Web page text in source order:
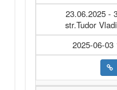
23.06.2025 -
str.Tudor
2025-06-03